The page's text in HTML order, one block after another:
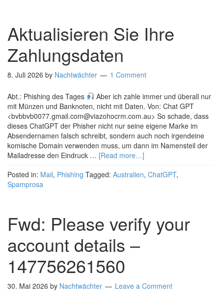
Aktualisieren Sie Ihre
Zahlungsdaten
8. Juli 2026 by Nachtwächter 1 Comment
Abt.: Phishing des Tages
Aber ich zahle immer und überall nur
mit Münzen und Banknoten, nicht mit Daten. Von: Chat GPT
<bvbbvb0077.gmail.com@viazohocrm.com.au> So schade, dass
dieses ChatGPT der Phisher nicht nur seine eigene Marke im
Absendernamen falsch schreibt, sondern auch noch irgendeine
komische Domain verwenden muss, um dann im Namensteil der
Mailadresse den Eindruck … [Read more…]
Posted in: Mail, Phishing Tagged: Australien, ChatGPT,
Spamprosa
Fwd: Please verify your
account details –
147756261560
30. Mai 2026 by Nachtwächter Leave a Comment